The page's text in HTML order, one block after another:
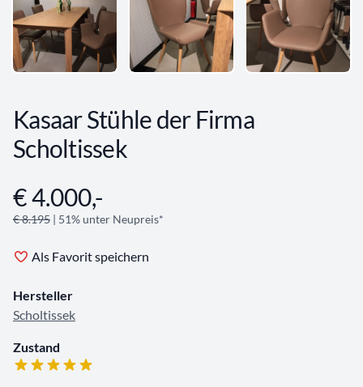
Kasaar Stühle der Firma
Scholtissek
Angebotsinformationen
€ 4.000,-
€ 8.195 | 51% unter Neupreis*
Als Favorit speichern
Hersteller
Scholtissek
Zustand